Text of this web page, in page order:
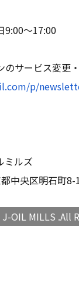
～17:00
のサービス変更
p/
ミルズ
中央区明石町8-
OIL MILLS .All